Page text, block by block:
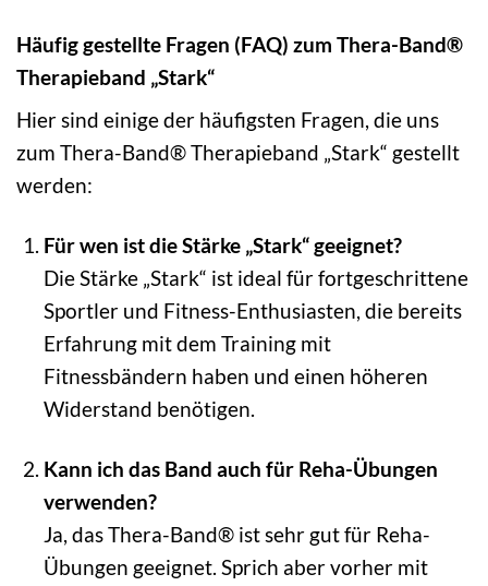
Häufig gestellte Fragen (FAQ) zum Thera-Band®
Therapieband „Stark“
Hier sind einige der häufigsten Fragen, die uns
zum Thera-Band® Therapieband „Stark“ gestellt
werden:
Für wen ist die Stärke „Stark“ geeignet?
Die Stärke „Stark“ ist ideal für fortgeschrittene
Sportler und Fitness-Enthusiasten, die bereits
Erfahrung mit dem Training mit
Fitnessbändern haben und einen höheren
Widerstand benötigen.
Kann ich das Band auch für Reha-Übungen
verwenden?
Ja, das Thera-Band® ist sehr gut für Reha-
Übungen geeignet. Sprich aber vorher mit